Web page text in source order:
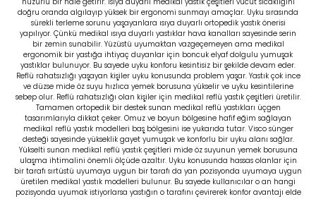
doğru oranda algılayıp yüksek bir ergonomi sunmayı amaçlar. Uyku sırasında
sürekli terleme sorunu yaşayanlara ısıya duyarlı ortopedik yastık önerisi
yapılıyor. Çünkü medikal ısıya duyarlı yastıklar hava kanalları sayesinde serin
bir zemin sunabilir. Yüzüstü uyumaktan vazgeçemeyen ama medikal
ergonomik bir yastığa ihtiyaç duyanlar için boncuk elyaf dolgulu yumuşak
yastıklar bulunuyor. Bu sayede uyku konforu kesintisiz bir şekilde devam eder.
Reflü rahatsızlığı yaşayan kişiler uyku konusunda problem yaşar. Yastık çok ince
ve düzse mide öz suyu hızlıca yemek borusuna yükselir ve uyku kesintilerine
sebep olur. Reflü rahatsızlığı olan kişiler için medikal reflü yastık çeşitleri üretilir.
Tamamen ortopedik bir destek sunan medikal reflü yastıkları üçgen
tasarımlarıyla dikkat çeker. Omuz ve boyun bölgesine hafif eğim sağlayan
medikal reflü yastık modelleri baş bölgesini ise yukarıda tutar. Visco sünger
desteği sayesinde yükseklik gayet yumuşak ve konforlu bir uyku alanı sağlar.
Yükselti sunan medikal reflü yastık çeşitleri mide öz suyunun yemek borusuna
ulaşma ihtimalini önemli ölçüde azaltır. Uyku konusunda hassas olanlar için
bir tarafı sırtüstü uyumaya uygun bir tarafı da yan pozisyonda uyumaya uygun
üretilen medikal yastık modelleri bulunur. Bu sayede kullanıcılar o an hangi
pozisyonda uyumak istiyorlarsa yastığın o tarafını çevirerek konfor avantajı elde